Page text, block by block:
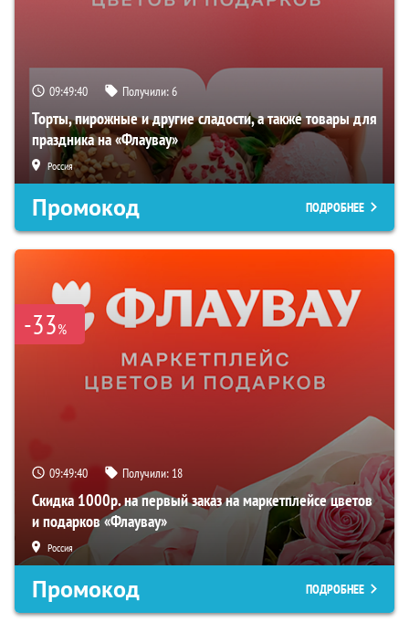
09:49:39 Получили:6
Торты, пирожные и другие сладости, а также товары для
праздника на «Флаувау»
Россия
Промокод ПОДРОБНЕЕ
-33%
09:49:39 Получили: 18
Скидка 1000р. на первый заказ на маркетплейсе цветов
и подарков «Флаувау»
Россия
Промокод ПОДРОБНЕЕ